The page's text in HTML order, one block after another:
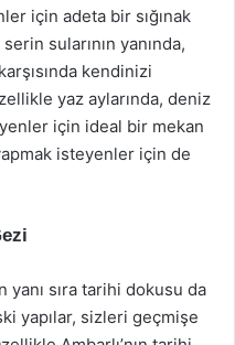
için adeta bir sığınak
sularının yanında,
kendinizi
yaz aylarında, deniz
için ideal bir mekan
isteyenler için de
yanı sıra tarihi dokusu da
yapılar, sizleri geçmişe